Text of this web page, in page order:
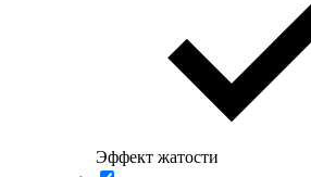
Эффект жатости